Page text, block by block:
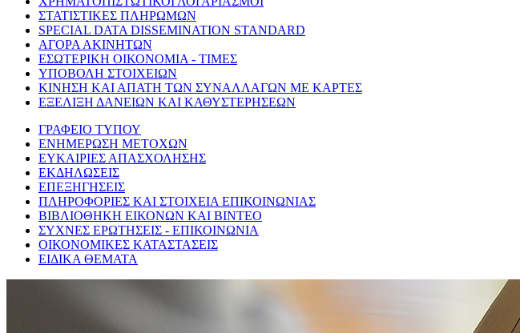
ΣΤΑΤΙΣΤΙΚΕΣ ΠΛΗΡΩΜΩΝ
SPECIAL DATA DISSEMINATION STANDARD
ΑΓΟΡΑ ΑΚΙΝΗΤΩΝ
ΕΣΩΤΕΡΙΚΗ ΟΙΚΟΝΟΜΙΑ - ΤΙΜΕΣ
ΥΠΟΒΟΛΗ ΣΤΟΙΧΕΙΩΝ
ΚΙΝΗΣΗ ΚΑΙ ΑΠΑΤΗ ΤΩΝ ΣΥΝΑΛΛΑΓΩΝ ΜΕ ΚΑΡΤΕΣ
ΕΞΕΛΙΞΗ ΔΑΝΕΙΩΝ ΚΑΙ ΚΑΘΥΣΤΕΡΗΣΕΩΝ
ΓΡΑΦΕΙΟ ΤΥΠΟΥ
ΕΝΗΜΕΡΩΣΗ ΜΕΤΟΧΩΝ
ΕΥΚΑΙΡΙΕΣ ΑΠΑΣΧΟΛΗΣΗΣ
ΕΚΔΗΛΩΣΕΙΣ
ΕΠΕΞΗΓΗΣΕΙΣ
ΠΛΗΡΟΦΟΡΙΕΣ ΚΑΙ ΣΤΟΙΧΕΙΑ ΕΠΙΚΟΙΝΩΝΙΑΣ
ΒΙΒΛΙΟΘΗΚΗ ΕΙΚΟΝΩΝ ΚΑΙ ΒΙΝΤΕΟ
ΣΥΧΝΕΣ ΕΡΩΤΗΣΕΙΣ - ΕΠΙΚΟΙΝΩΝΙΑ
ΟΙΚΟΝΟΜΙΚΕΣ ΚΑΤΑΣΤΑΣΕΙΣ
ΕΙΔΙΚΑ ΘΕΜΑΤΑ